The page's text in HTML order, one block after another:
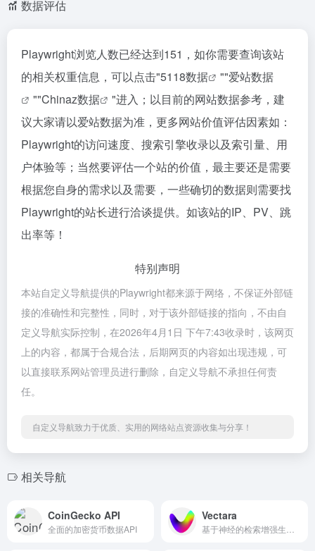
数据评估
Playwright浏览人数已经达到151，如你需要查询该站
的相关权重信息，可以点击"5118数据 ""爱站数据
""Chinaz数据
"进入；以目前的网站数据参考，建
议大家请以爱站数据为准，更多网站价值评估因素如：
Playwright的访问速度、搜索引擎收录以及索引量、用
户体验等；当然要评估一个站的价值，最主要还是需要
根据您自身的需求以及需要，一些确切的数据则需要找
Playwright的站长进行洽谈提供。如该站的IP、PV、跳
出率等！
特别声明
本站自定义导航提供的Playwright都来源于网络，不保证外部链
接的准确性和完整性，同时，对于该外部链接的指向，不由自
定义导航实际控制，在2026年4月1日 下午7:43收录时，该网页
上的内容，都属于合规合法，后期网页的内容如出现违规，可
以直接联系网站管理员进行删除，自定义导航不承担任何责
任。
自定义导航致力于优质、实用的网络站点资源收集与分享！
相关导航
CoinGecko API
全面的加密货币数据API
Vectara